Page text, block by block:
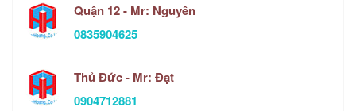
Quận 12 - Mr: Nguyên
0835904625
Thủ Đức - Mr: Đạt
0904712881